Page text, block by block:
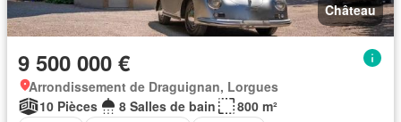
Château
9 500 000 €
Arrondissement de Draguignan, Lorgues
10 Pièces
8 Salles de bain
800 m²